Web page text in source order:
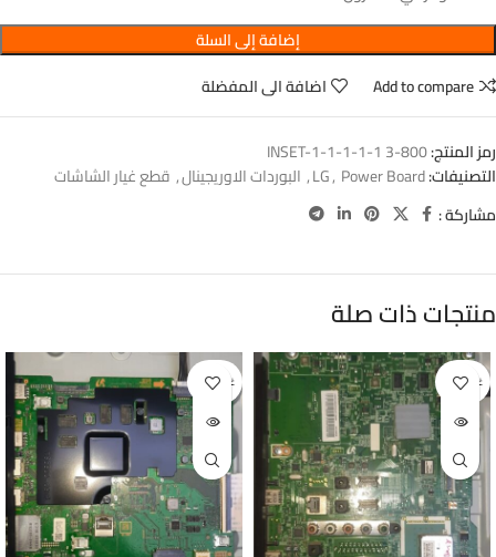
إضافة إلى السلة
Add to compare
اضافة الى المفضلة
رمز المنتج:800-3 INSET-1-1-1-1-1
التصنيفات:
LG, Power Board
, البوردات الاوريجينال, قطع غيار الشاشات
مشاركة :
منتجات ذات صلة
غير متوفر غير متوفر